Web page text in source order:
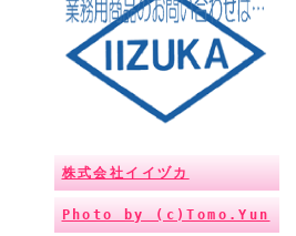
株式会社イイヅカ
Photo by (c)Tomo.Yun